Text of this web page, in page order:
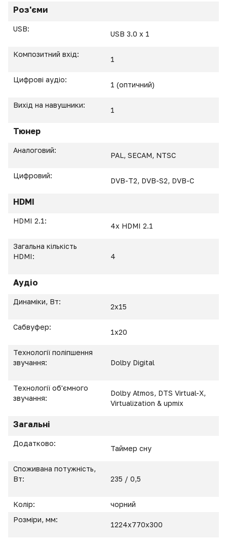
Роз'єми
USB:
USB 3.0 х 1
Композитний вхід:
1
Цифрові аудіо:
1 (оптичний)
Вихід на навушники:
1
Тюнер
Аналоговий:
PAL, SECAM, NTSC
Цифровий:
DVB-T2, DVB-S2, DVB-C
HDMI
HDMI 2.1:
4x HDMI 2.1
Загальна кількість
HDMI:
4
Аудіо
Динаміки, Вт:
2х15
Сабвуфер:
1х20
Технології поліпшення
звучання:
Dolby Digital
Технології об'ємного
звучання:
Dolby Atmos, DTS Virtual-X,
Virtualization & upmix
Загальні
Додатково:
Таймер сну
Споживана потужність,
Вт:
235 / 0,5
Колір:
чорний
Розміри, мм:
1224x770x300